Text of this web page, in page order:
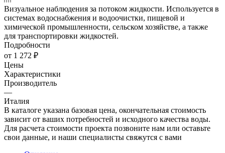
Визуальное наблюдения за потоком жидкости. Используется в
системах водоснабжения и водоочистки, пищевой и
химической промышленности, сельском хозяйстве, а также
для транспортировки жидкостей.
Подробности
от 1 272 ₽
Цены
Характеристики
Производитель
—
Италия
В каталоге указана базовая цена, окончательная стоимость
зависит от ваших потребностей и исходного качества воды.
Для расчета стоимости проекта позвоните нам или оставьте
свои данные, и наши специалисты свяжутся с вами